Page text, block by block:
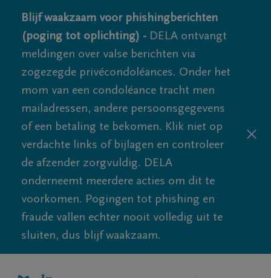
Blijf waakzaam voor phishingberichten
(poging tot oplichting) - DELA ontvangt
meldingen over valse berichten via
zogezegde privécondoléances. Onder het
mom van een condoléance tracht men
mailadressen, andere persoonsgegevens
of een betaling te bekomen. Klik niet op
verdachte links of bijlagen en controleer
de afzender zorgvuldig. DELA
onderneemt meerdere acties om dit te
voorkomen. Pogingen tot phishing en
fraude vallen echter nooit volledig uit te
sluiten, dus blijf waakzaam.